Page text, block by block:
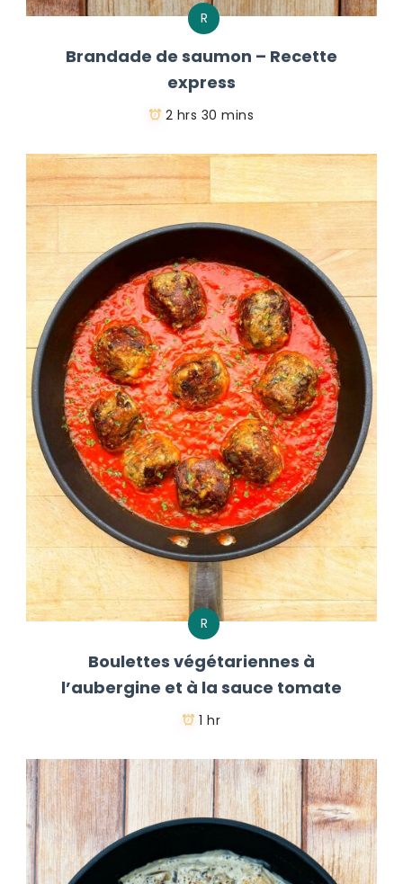
R
Brandade de saumon – Recette
express
2 hrs 30 mins
R
Boulettes végétariennes à
l’aubergine et à la sauce tomate
1 hr